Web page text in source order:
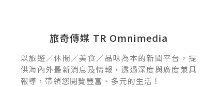
旅奇傳媒 TR Omnimedia
以旅遊／休閒／美食／品味為本的新聞平台，提
供海內外最新消息及情報，透過深度與廣度兼具
報導，帶領您閱覽豐富、多元的生活！